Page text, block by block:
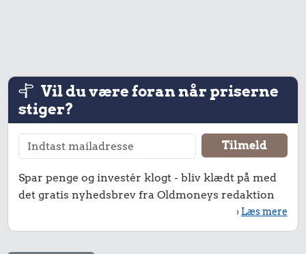
Vil du være foran når priserne
stiger?
Spar penge og investér klogt - bliv klædt på med
det gratis nyhedsbrev fra Oldmoneys redaktion
› Læs mere